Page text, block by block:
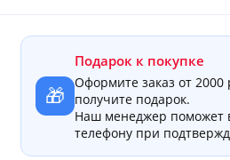
🎁
Подарок к покупке
Оформите заказ от 2000
получите подарок.
Наш менеджер поможет
телефону при